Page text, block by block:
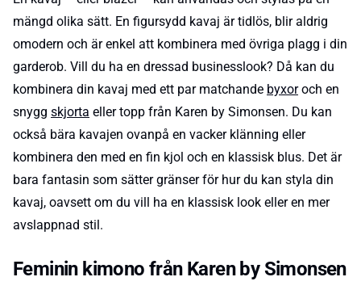
mängd olika sätt. En figursydd kavaj är tidlös, blir aldrig
omodern och är enkel att kombinera med övriga plagg i din
garderob. Vill du ha en dressad businesslook? Då kan du
kombinera din kavaj med ett par matchande byxoroch en
snygg skjorta eller topp från Karen by Simonsen. Du kan
också bära kavajen ovanpå en vacker klänning eller
kombinera den med en fin kjol och en klassisk blus. Det är
bara fantasin som sätter gränser för hur du kan styla din
kavaj, oavsett om du vill ha en klassisk look eller en mer
avslappnad stil.
Feminin kimono från Karen by Simonsen